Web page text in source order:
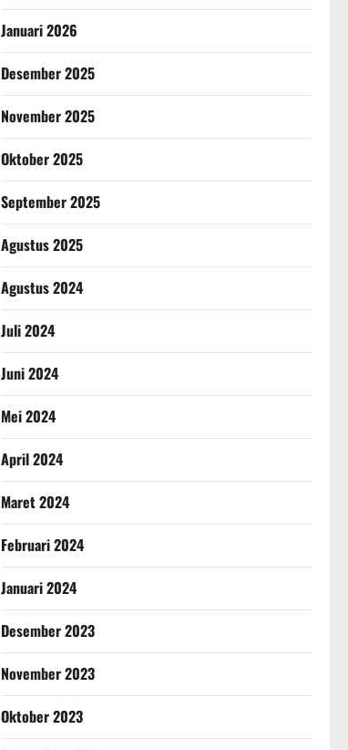
Januari 2026
Desember 2025
November 2025
Oktober 2025
September 2025
Agustus 2025
Agustus 2024
Juli 2024
Juni 2024
Mei 2024
April 2024
Maret 2024
Februari 2024
Januari 2024
Desember 2023
November 2023
Oktober 2023